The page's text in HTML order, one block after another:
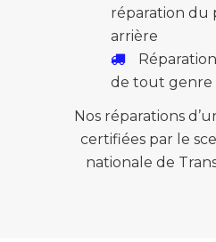
réparation du
arrière
de tout genre
Nos réparations
certifiées par le
nationale de